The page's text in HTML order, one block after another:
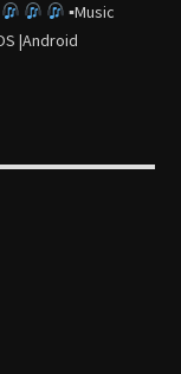
▪Music
|Android